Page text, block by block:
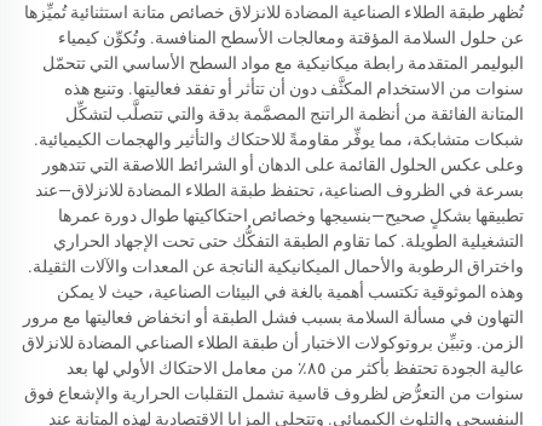
تُظهر طبقة الطلاء الصناعية المضادة للانزلاق خصائص متانة استثنائية تُميِّزها
عن حلول السلامة المؤقتة ومعالجات الأسطح المنافسة. وتُكوِّن كيمياء
البوليمر المتقدمة رابطة ميكانيكية مع مواد السطح الأساسي التي تتحمّل
سنوات من الاستخدام المكثَّف دون أن تتأثر أو تفقد فعاليتها. وتنبع هذه
المتانة الفائقة من أنظمة الراتنج المصمَّمة بدقة والتي تتصلَّب لتشكِّل
شبكات متشابكة، مما يوفِّر مقاومةً للاحتكاك والتأثير والهجمات الكيميائية.
وعلى عكس الحلول القائمة على الدهان أو الشرائط اللاصقة التي تتدهور
بسرعة في الظروف الصناعية، تحتفظ طبقة الطلاء المضادة للانزلاق—عند
تطبيقها بشكلٍ صحيح—بنسيجها وخصائص احتكاكيتها طوال دورة عمرها
التشغيلية الطويلة. كما تقاوم الطبقة التفكُّك حتى تحت الإجهاد الحراري
واختراق الرطوبة والأحمال الميكانيكية الناتجة عن المعدات والآلات الثقيلة.
وهذه الموثوقية تكتسب أهمية بالغة في البيئات الصناعية، حيث لا يمكن
التهاون في مسألة السلامة بسبب فشل الطبقة أو انخفاض فعاليتها مع مرور
الزمن. وتبيِّن بروتوكولات الاختبار أن طبقة الطلاء الصناعي المضادة للانزلاق
عالية الجودة تحتفظ بأكثر من ٨٥٪ من معامل الاحتكاك الأولي لها بعد
سنوات من التعرُّض لظروف قاسية تشمل التقلبات الحرارية والإشعاع فوق
البنفسجي والتلوث الكيميائي. وتتجلى المزايا الاقتصادية لهذه المتانة عند